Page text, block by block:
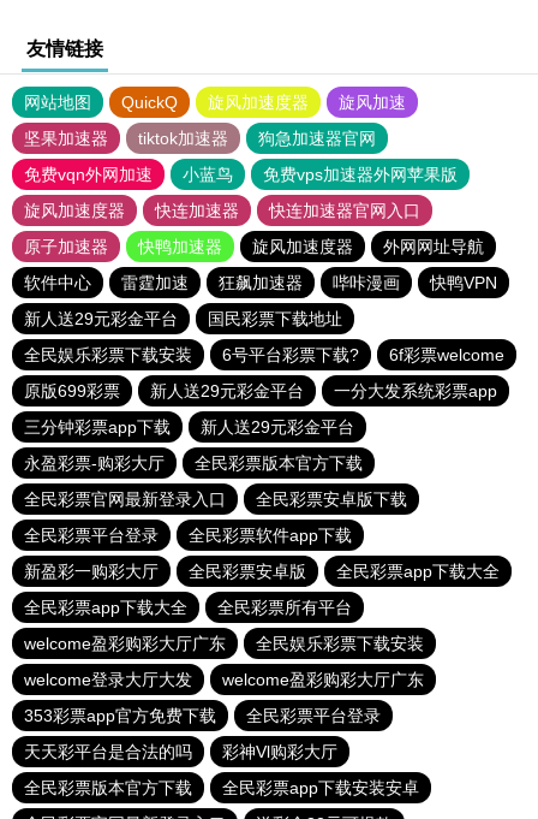
友情链接
网站地图 QuickQ 旋风加速度器
旋风加速
坚果加速器
tiktok加速器
狗急加速器官网
免费vqn外网加速
小蓝鸟
免费vps加速器外网苹果版
旋风加速度器
快连加速器
快连加速器官网入口
原子加速器
快鸭加速器 旋风加速度器
外网网址导航
软件中心
雷霆加速 狂飙加速器 哔咔漫画
快鸭VPN
新人送29元彩金平台
国民彩票下载地址
全民娱乐彩票下载安装
6号平台彩票下载?
6f彩票welcome
原版699彩票
新人送29元彩金平台
一分大发系统彩票app
三分钟彩票app下载
新人送29元彩金平台
永盈彩票-购彩大厅
全民彩票版本官方下载
全民彩票官网最新登录入口
全民彩票安卓版下载
全民彩票平台登录
全民彩票软件app下载
新盈彩一购彩大厅
全民彩票安卓版
全民彩票app下载大全
全民彩票app下载大全
全民彩票所有平台
welcome盈彩购彩大厅广东
全民娱乐彩票下载安装
welcome登录大厅大发
welcome盈彩购彩大厅广东
353彩票app官方免费下载
全民彩票平台登录
天天彩平台是合法的吗
彩神Vl购彩大厅
全民彩票版本官方下载
全民彩票app下载安装安卓